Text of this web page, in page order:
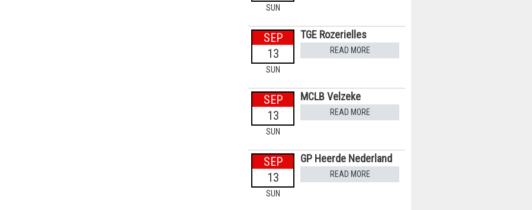
SUN
SEP
13
SUN
TGE Rozerielles
READ MORE
SEP
13
SUN
MCLB Velzeke
READ MORE
SEP
13
SUN
GP Heerde Nederland
READ MORE